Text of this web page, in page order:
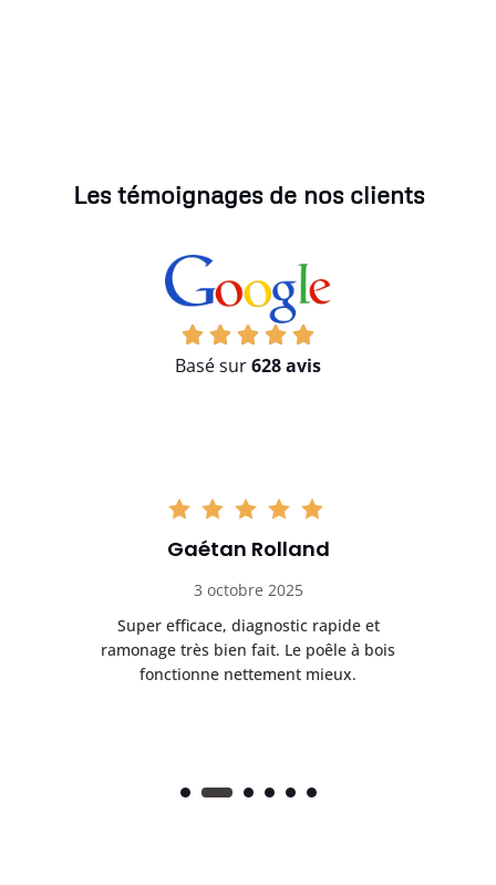
Les témoignages de nos clients
Basé sur628 avis
Gaétan Rolland
3 octobre 2025
Super efficace, diagnostic rapide et
ramonage très bien fait. Le poêle à bois
fonctionne nettement mieux.